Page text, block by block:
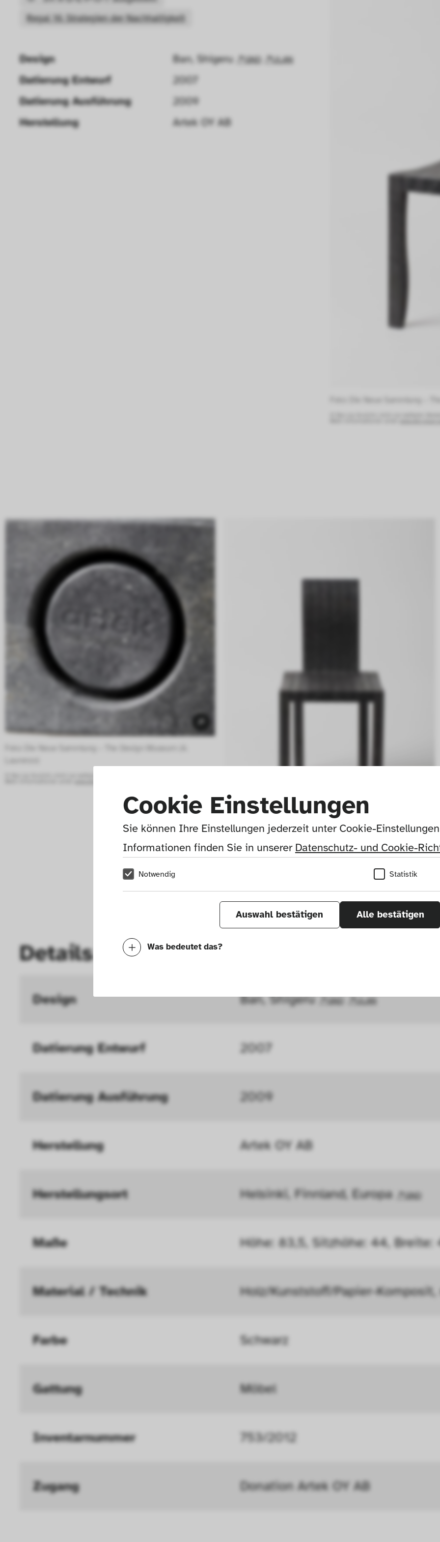
Cookie Einstellungen
Sie können Ihre Einstellungen jederzeit unter Cookie-
Informationen finden Sie in unserer Datenschutz- und Cookie-
Notwendig Statistik
Auswahl bestätigen Alle bestätigen
Was bedeutet das?
die Funktionalität der Seite verbessern. In einigen Fällen wird
können deine ausgewählten Einstellungen auf unserer Seite
Geschwindigkeit erhöht, mit der wir deine Anfrage bearbeiten
Diese Cookies helfen uns zu verstehen, wie Besucher*innen mit
Regal 16: Strategien der Nachhaltigkeit
Design Ban, Shigeru GND ULAN
Datierung Entwurf
2007
Datierung Ausführung
2009
Herstellung
Artek OY AB
Foto: Die Neue Sammlung – The Design Museum (A.
Laurenzo)
www.die-neue-sammlung.de/sammlung-online/
Details
Design Ban, Shigeru GND ULAN
Datierung Entwurf 2007
Datierung Ausführung 2009
Herstellung Artek OY AB
Herstellungs­ort Helsinki, Finnland, Europa GND
Maße Höhe: 83,5, Sitzhöhe: 44,
Material / Technik Holz/Kunststoff/Papier-Komposit,
Farbe Schwarz
Gattung Möbel
Inventar­nummer 753/2012
Zugang Donation Artek OY AB